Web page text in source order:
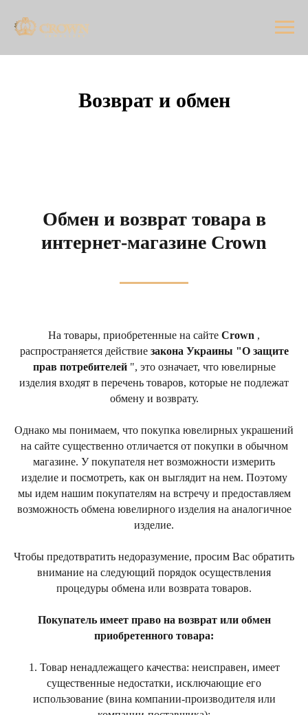
Возврат и обмен
Обмен и возврат товара в
интернет-магазине Сrown
На товары, приобретенные на сайте Сrown ,
распространяется действие закона Украины "О защите
прав потребителей", это означает, что ювелирные
изделия входят в перечень товаров, которые не подлежат
обмену и возврату.
Однако мы понимаем, что покупка ювелирных украшений
на сайте существенно отличается от покупки в обычном
магазине. У покупателя нет возможности измерить
изделие и посмотреть, как он выглядит на нем. Поэтому
мы идем нашим покупателям на встречу и предоставляем
возможность обмена ювелирного изделия на аналогичное
изделие.
Чтобы предотвратить недоразумение, просим Вас обратить
внимание на следующий порядок осуществления
процедуры обмена или возврата товаров.
Покупатель имеет право на возврат или обмен
приобретенного товара:
1. Товар ненадлежащего качества: неисправен, имеет
существенные недостатки, исключающие его
использование (вина компании-производителя или